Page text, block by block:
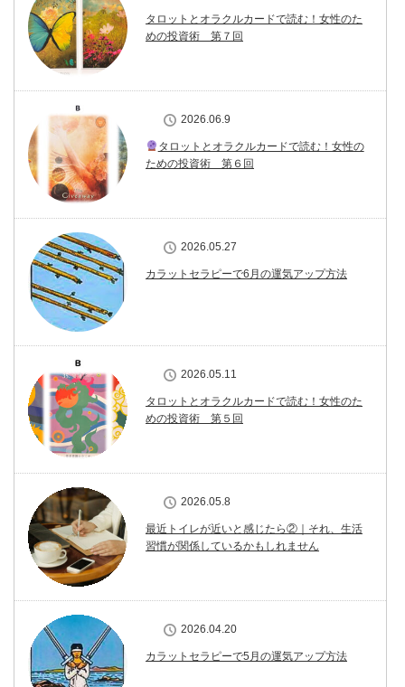
タロットとオラクルカードで読む！女性のた
めの投資術 第７回
2026.06.9
タロットとオラクルカードで読む！女性の
ための投資術 第６回
2026.05.27
カラットセラピーで6月の運気アップ方法
2026.05.11
タロットとオラクルカードで読む！女性のた
めの投資術 第５回
2026.05.8
最近トイレが近いと感じたら②｜それ、生活
習慣が関係しているかもしれません
2026.04.20
カラットセラピーで5月の運気アップ方法